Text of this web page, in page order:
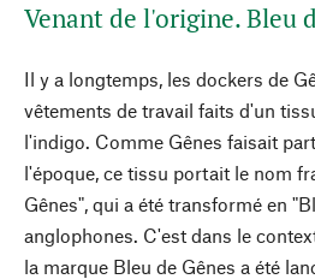
Venant de l'origine. Bleu
Il y a longtemps, les dockers de
vêtements de travail faits d'un
l'indigo. Comme Gênes faisait
l'époque, ce tissu portait le nom
Gênes", qui a été transformé en
anglophones. C'est dans le
la marque Bleu de Gênes a été